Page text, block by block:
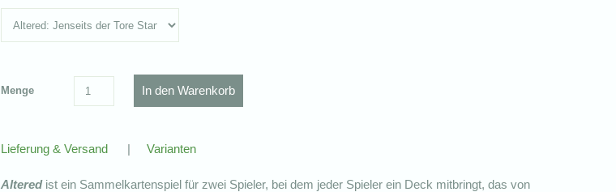
Menge
Lieferung & Versand | Varianten
Alteredist ein Sammelkartenspiel für zwei Spieler, bei dem jeder Spieler ein Deck mitbringt, das von